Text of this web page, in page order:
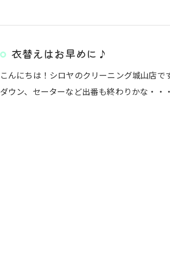
衣替えはお早めに♪
こんにちは！シロヤのクリーニング城山店
ダウン、セーターなど出番も終わりかな・